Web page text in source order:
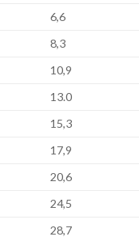
6,6
8,3
10,9
13.0
15,3
17,9
20,6
24,5
28,7